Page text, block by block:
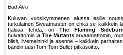
Bad Afro
Kuluvan vuosikymmenen alussa esille
turkulainen Sweatmaster on ehkä se kaikkein
haluaa tehdä, onThe Flaming
hulvattomin jaThe Mutantsarvaamattomin,
biisit, livemeininki ja asenne – kaikkein
bändin uusi Tom Tom Bullet-pitkäsoitto.